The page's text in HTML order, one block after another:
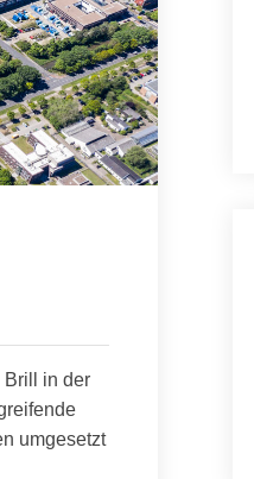
Brill in der
umgesetzt